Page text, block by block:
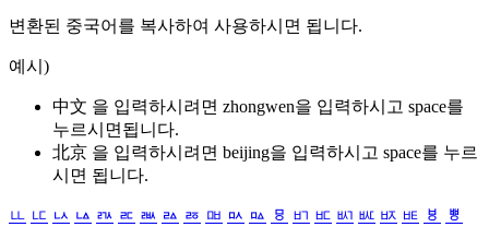
변환된 중국어를 복사하여 사용하시면 됩니다.
예시)
中文 을 입력하시려면 zhongwen을 입력하시고 space를
누르시면됩니다.
北京 을 입력하시려면 beijing을 입력하시고 space를 누르
시면 됩니다.
ㅥ ㅦ ㅧ ㅨ ㅩ ㅪ ㅫ ㅬ ㅭ ㅮ ㅯ ㅰ ㅱ ㅲ ㅳ ㅴ ㅵ ㅶ ㅷ ㅸ
ㅹ